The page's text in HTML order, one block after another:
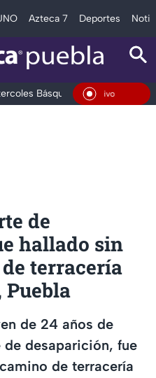
Azteca 7 Deportes
Básquetbol Deportes En
de
hallado sin
terracería
Puebla
de 24 años de
desaparición, fue
de terracería